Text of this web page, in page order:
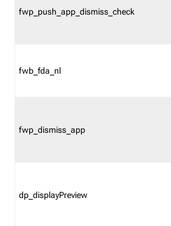
fwp_push_app_dismiss_check
fwb_fda_nl
fwp_dismiss_app
dp_displayPreview